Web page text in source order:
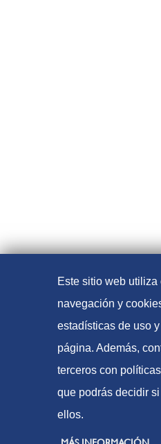
Este sitio web
navegación y
estadísticas de uso
página. Además,
terceros con
que podrás decidir
ellos.